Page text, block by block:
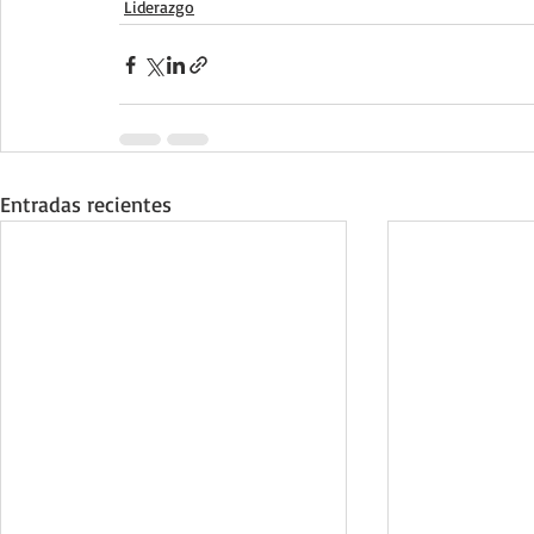
Liderazgo
Entradas recientes